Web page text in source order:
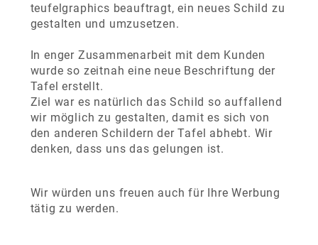
teufelgraphics beauftragt, ein neues Schild zu
gestalten und umzusetzen.
In enger Zusammenarbeit mit dem Kunden
wurde so zeitnah eine neue Beschriftung der
Tafel erstellt.
Ziel war es natürlich das Schild so auffallend
wir möglich zu gestalten, damit es sich von
den anderen Schildern der Tafel abhebt. Wir
denken, dass uns das gelungen ist.
Wir würden uns freuen auch für Ihre Werbung
tätig zu werden.